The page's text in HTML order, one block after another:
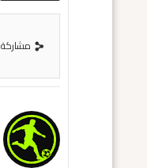
مشاركة